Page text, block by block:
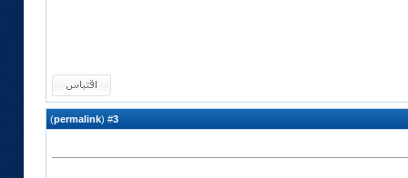
#
3
(
permalink
)